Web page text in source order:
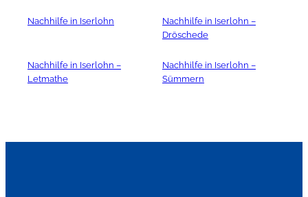
möglich.
Nachhilfe in Iserlohn
Nachhilfe in Iserlohn –
Dröschede
Nachhilfe in Iserlohn –
Letmathe
Nachhilfe in Iserlohn –
Sümmern